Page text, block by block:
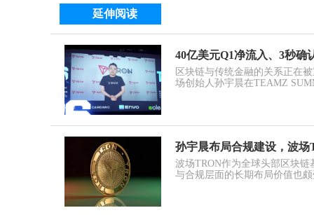
延伸阅读
40亿美元Q1净流入、3秒确
区块链与传统金融的关系正在
场创始人孙宇晨在TEAMZ
孙宇晨布局合规建设，波
波场TRON作为全球头部区块
与合规层面的长期布局价值也